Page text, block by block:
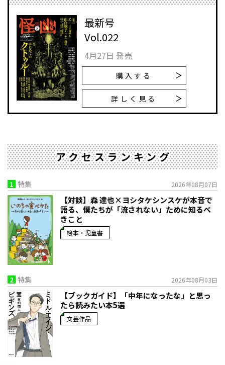
最新号
Vol.022
4月27日 発売
購入する
詳しく見る
アクセスランキング
1 特集 2026年08月07日
【対談】森 達也×ヨシタケシンスケが本音で
語る、僕たちが「流されない」ために知るべ
きこと
絵本・児童書
2 特集 2026年08月03日
【ブックガイド】「中年になったな」と思っ
たら読みたい本5選
文芸作品